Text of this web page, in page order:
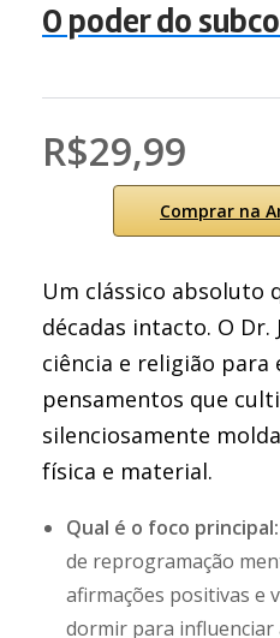
O poder do
R$29,99
Comprar na
Um clássico absoluto
décadas intacto. O
ciência e religião para
pensamentos que
silenciosamente
física e material.
Qual é o foco principal:
de reprogramação
afirmações positivas e
dormir para influenciar